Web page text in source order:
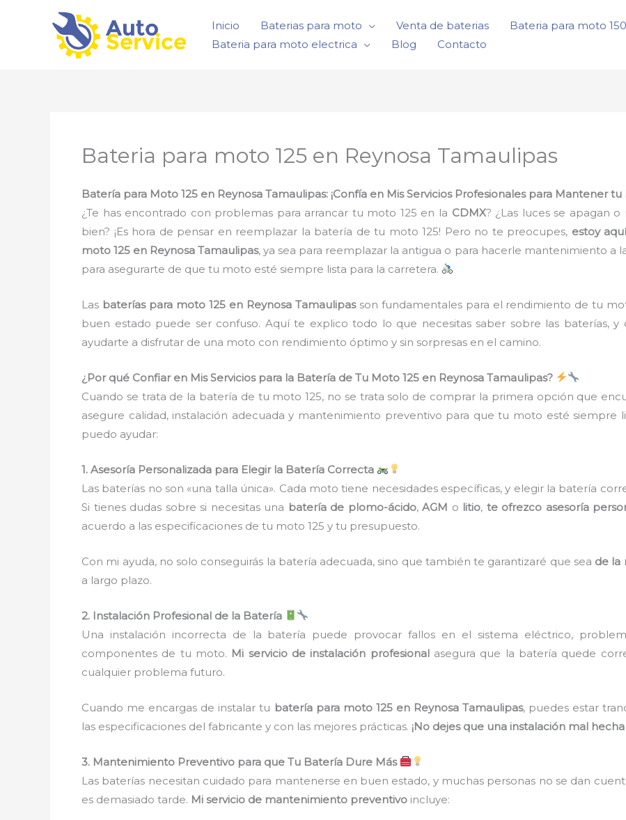
Inicio Baterias para moto Venta de baterias Bateria para moto
Bateria para moto electrica
Blog Contacto
Bateria para moto 125 en Reynosa Tamaulipas
Batería para Moto 125 en Reynosa Tamaulipas: ¡Confía en Mis Servicios Profesionales para Mantener
¿Te has encontrado con problemas para arrancar tu moto 125 en la CDMX? ¿Las luces se apagan
bien? ¡Es hora de pensar en reemplazar la batería de tu moto 125! Pero no te preocupes, estoy
moto 125 en Reynosa Tamaulipas, ya sea para reemplazar la antigua o para hacerle mantenimiento a
para asegurarte de que tu moto esté siempre lista para la carretera.
Las baterías para moto 125 en Reynosa Tamaulipasson fundamentales para el rendimiento de tu
buen estado puede ser confuso. Aquí te explico todo lo que necesitas saber sobre las baterías, y
ayudarte a disfrutar de una moto con rendimiento óptimo y sin sorpresas en el camino.
¿Por qué Confiar en Mis Servicios para la Batería de Tu Moto 125 en Reynosa Tamaulipas?
Cuando se trata de la batería de tu moto 125, no se trata solo de comprar la primera opción que
asegure calidad, instalación adecuada y mantenimiento preventivo para que tu moto esté siempre
puedo ayudar:
1. Asesoría Personalizada para Elegir la Batería Correcta
Las baterías no son «una talla única». Cada moto tiene necesidades específicas, y elegir la batería
Si tienes dudas sobre si necesitas una batería de plomo-ácido,AGM o litio, te ofrezco asesoría
acuerdo a las especificaciones de tu moto 125 y tu presupuesto.
Con mi ayuda, no solo conseguirás la batería adecuada, sino que también te garantizaré que sea de la
a largo plazo.
2. Instalación Profesional de la Batería
Una instalación incorrecta de la batería puede provocar fallos en el sistema eléctrico,
componentes de tu moto. Mi servicio de instalación profesionalasegura que la batería quede
cualquier problema futuro.
Cuando me encargas de instalar tu batería para moto 125 en Reynosa Tamaulipas, puedes estar
las especificaciones del fabricante y con las mejores prácticas. ¡No dejes que una instalación mal
3. Mantenimiento Preventivo para que Tu Batería Dure Más
Las baterías necesitan cuidado para mantenerse en buen estado, y muchas personas no se dan
es demasiado tarde. Mi servicio de mantenimiento preventivo incluye: